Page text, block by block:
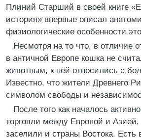
Плиний Старший в своей книге
история» впервые описал
физиологические особенности
Несмотря на то что, в отличие
в античной Европе кошка не
животным, к ней относились с
Известно, что жители Древнего
символом свободы и
После того как началось
торговли между Европой и Азией,
заселили и страны Востока. Есть